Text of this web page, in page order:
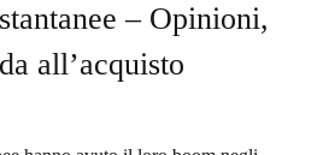
– Opinioni,
all’acquisto